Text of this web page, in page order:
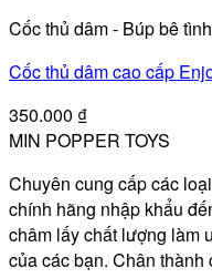
Cốc thủ dâm - Búp bê
Cốc thủ dâm cao cấp
350.000 ₫
MIN POPPER TOYS
Chuyên cung cấp các
chính hãng nhập khẩu
châm lấy chất lượng làm
của các bạn. Chân thành